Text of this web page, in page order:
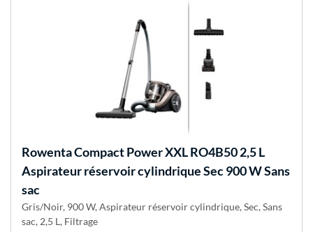
RowentaCompact Power XXL RO4B50 2,5 L
Aspirateur réservoir cylindrique Sec 900 W Sans
sac
Gris/Noir, 900 W, Aspirateur réservoir cylindrique, Sec, Sans
sac, 2,5 L, Filtrage